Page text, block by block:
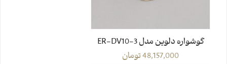
گوشواره دلوین مدل ER-DV10-3
48,157,000تومان